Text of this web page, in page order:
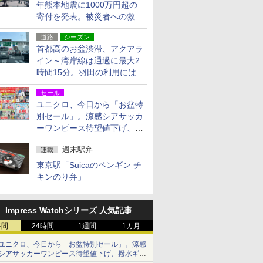
年熊本地震に1000万円超の
寄付を発表。被災者への救援
活動・復旧支援
道路 シーズン
首都高のお盆渋滞、アクアラ
イン～湾岸線は通過に最大2
時間15分。羽田の利用には
「空港西出口」の利用検討を
セール
ユニクロ、今日から「お盆特
別セール」。涼感シアサッカ
ーワンピース待望値下げ、撥
水ギアショーツは1990円に
連載 週末駅弁
東京駅「Suicaのペンギン チ
キンのり弁」
Impress Watchシリーズ 人気記事
24時間 1週間 1カ月
ニクロ、今日から「お盆特別セール」。涼感
アサッカーワンピース待望値下げ、撥水ギア